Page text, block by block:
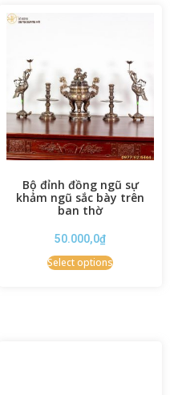
Bộ đỉnh đồng ngũ sự
khảm ngũ sắc bày trên
ban thờ
50.000,0₫
Select options